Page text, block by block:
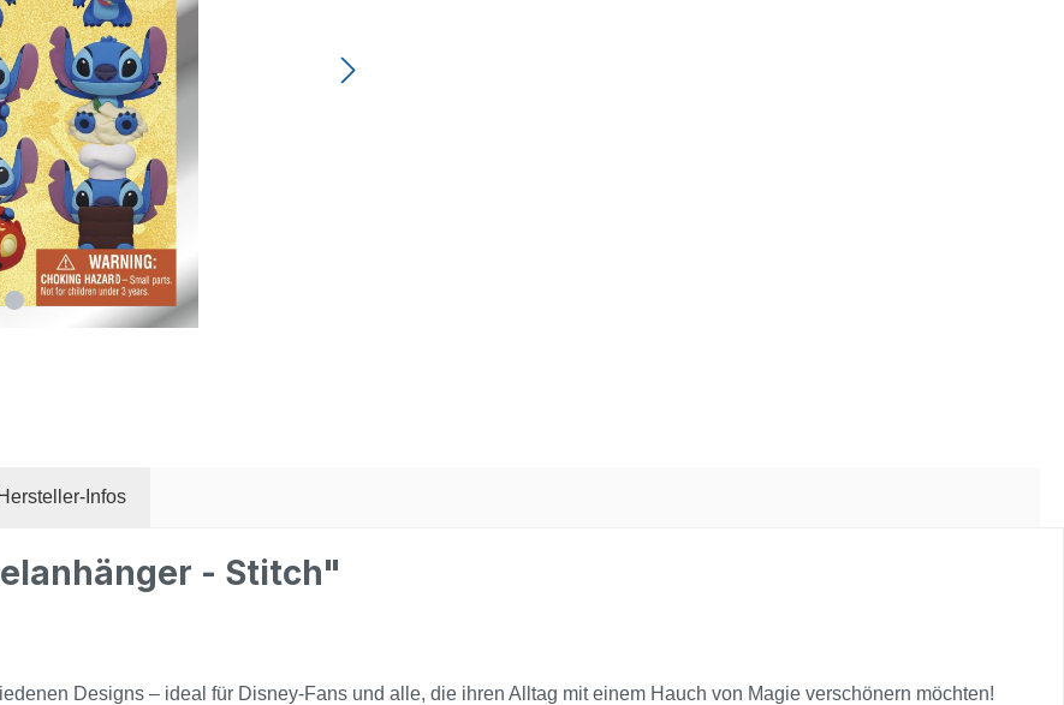
Hersteller-Infos
- Stitch"
Designs – ideal für Disney-Fans und alle, die ihren Alltag mit einem Hauch von Magie verschönern möchten!